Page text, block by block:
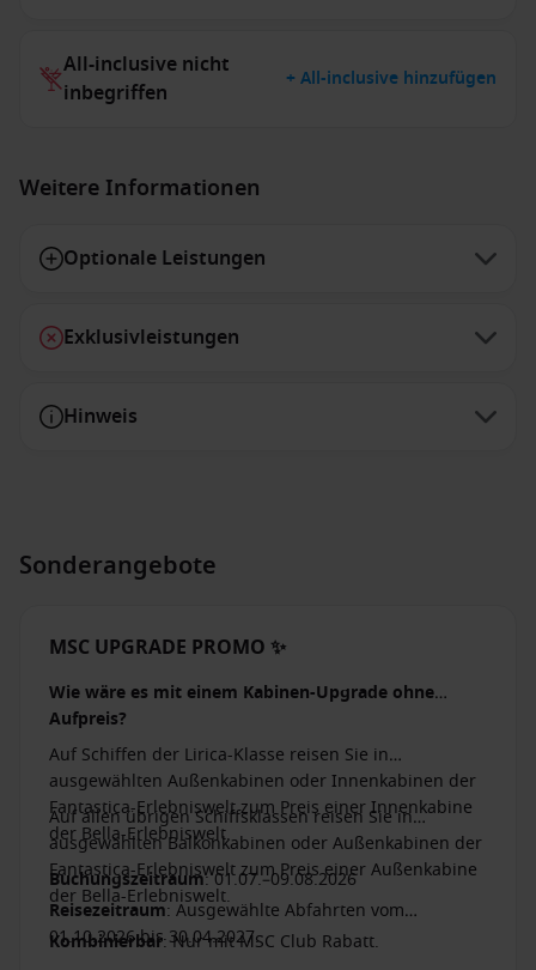
All-inclusive nicht
inbegriffen
+ All-inclusive hinzufügen
Weitere Informationen
Optionale Leistungen
Exklusivleistungen
Hinweis
Sonderangebote
MSC UPGRADE PROMO ✨
Wie wäre es mit einem Kabinen-Upgrade ohne
Aufpreis?
Auf Schiffen der Lirica-Klasse reisen Sie in
ausgewählten Außenkabinen oder Innenkabinen der
Fantastica-Erlebniswelt zum Preis einer Innenkabine
der Bella-Erlebniswelt.
Auf allen übrigen Schiffsklassen reisen Sie in
ausgewählten Balkonkabinen oder Außenkabinen der
Fantastica-Erlebniswelt zum Preis einer Außenkabine
der Bella-Erlebniswelt.
Buchungszeitraum: 01.07.–09.08.2026
Reisezeitraum: Ausgewählte Abfahrten vom
01.10.2026 bis 30.04.2027.
Kombinierbar: Nur mit MSC Club Rabatt.